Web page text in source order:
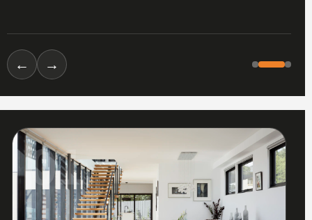
→
←
01